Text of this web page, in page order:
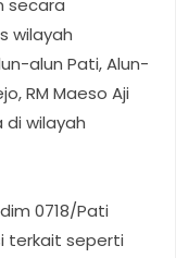
wilayah
alun Pati, Alun-
RM Maeso Aji
di wilayah
0718/Pati
terkait seperti